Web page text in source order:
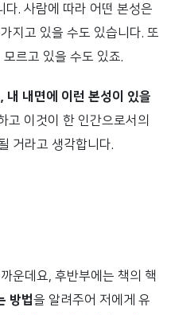
. 사람에 따라 어떤 본성은
지고 있을 수도 있습니다. 또
르고 있을 수도 있죠.
, 내 내면에 이런 본성이 있을
고 이것이 한 인간으로서의
거라고 생각합니다.
운데요, 후반부에는 책의 핵
방법을 알려주어 저에게 유